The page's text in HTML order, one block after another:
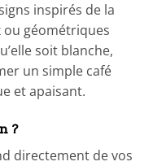
inspirés de la
géométriques
soit blanche,
un simple café
et apaisant.
?
directement de vos